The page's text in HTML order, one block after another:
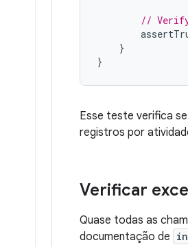
//
}
}
Esse teste verifica
registros por
Verificar
Quase todas as
documentação de